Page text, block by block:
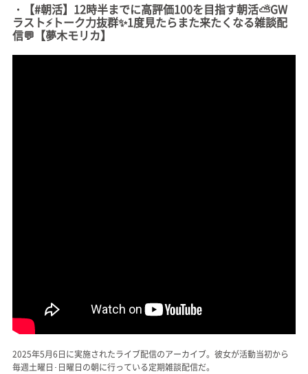
・【#朝活】12時半までに高評価100を目指す朝活⛅️GW
ラスト⚡️トーク力抜群✨️1度見たらまた来たくなる雑談配
信💬【夢木モリカ】
2025年5月6日に実施されたライブ配信のアーカイブ。彼女が活動当初から
毎週土曜日･日曜日の朝に行っている定期雑談配信だ。